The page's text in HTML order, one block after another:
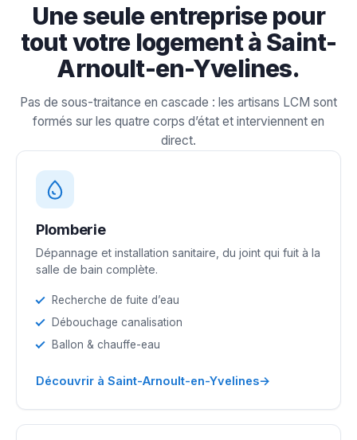
Une seule entreprise pour
tout votre logement à Saint-
Arnoult-en-Yvelines.
Pas de sous-traitance en cascade : les artisans LCM sont
formés sur les quatre corps d’état et interviennent en
direct.
Plomberie
Dépannage et installation sanitaire, du joint qui fuit à la
salle de bain complète.
Recherche de fuite d’eau
Débouchage canalisation
Ballon & chauffe-eau
Découvrir à Saint-Arnoult-en-Yvelines→